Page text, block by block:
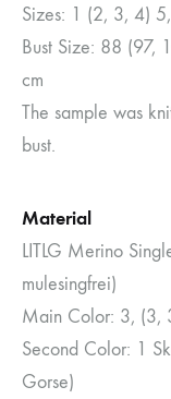
Sizes: 1 (2, 3, 4)
Bust Size: 88 (97,
cm
The sample was
bust.
Material
LITLG Merino
mulesingfrei)
Main Color: 3, (3,
Second Color: 1
Gorse)